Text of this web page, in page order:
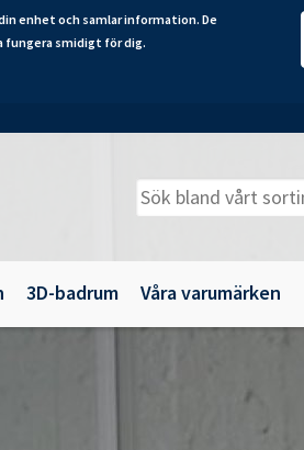
enhet och samlar information. De
fungera smidigt för dig.
Tillbehör till badrumsmöbler
3D-badrum Våra varumärken